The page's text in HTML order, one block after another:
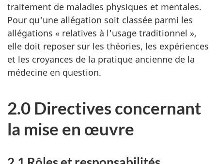
traitement de maladies physiques et mentales.
Pour qu'une allégation soit classée parmi les
allégations « relatives à l'usage traditionnel »,
elle doit reposer sur les théories, les expériences
et les croyances de la pratique ancienne de la
médecine en question.
2.0 Directives concernant
la mise en œuvre